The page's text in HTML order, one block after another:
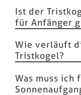
Ist der
für Anfänger
Wie verläuft
Tristkogel?
Was muss ich